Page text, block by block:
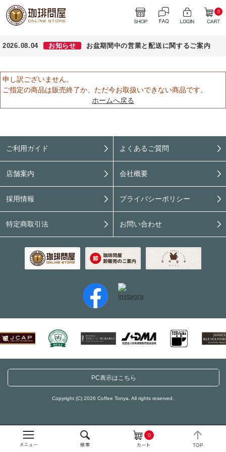
0
0
2026.08.04 お知らせ お盆期間中の営業と配送に関するご案内
申し訳ございません。
ご指定の商品は販売終了か、ただ今お取扱いできない商品です。
ホームへ戻る
ご利用ガイド よくあるご質問
店舗案内 会社概要
採用情報 プライバシーポリシー
特定商取引法 お問い合わせ
PC表示はこちら
Copyright (C) 2026 Coffee Tonya. All rights reserved.